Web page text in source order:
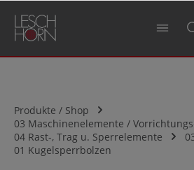
springen
Produkte / Shop
03 Maschinenelemente /
04 Rast-, Trag u. Sperrelemente
01 Kugelsperrbolzen